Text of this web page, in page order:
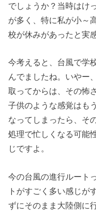
でしょうか？当時はけ
が多く、特に私が小～
校が休みがあったと実
今考えると、台風で学
んでましたね。いやー
取ってからは、その怖
子供のような感覚はも
なってしまったら、そ
処理で忙しくなる可能
じですよ。
今の台風の進行ルート
トがすごく多い感じが
ずにそのまま大陸側に